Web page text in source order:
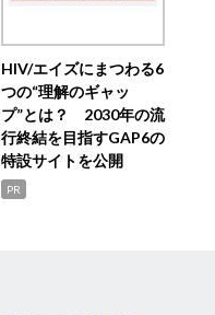
HIV/エイズにまつわる6
つの“理解のギャッ
プ”とは？ 2030年の流
行終結を目指すGAP6の
特設サイトを公開
PR